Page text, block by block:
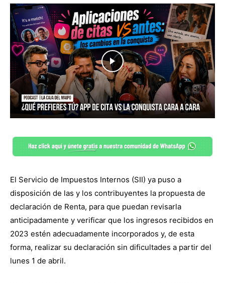
El Servicio de Impuestos Internos (SII) ya puso a
disposición de las y los contribuyentes la propuesta de
declaración de Renta, para que puedan revisarla
anticipadamente y verificar que los ingresos recibidos en
2023 estén adecuadamente incorporados y, de esta
forma, realizar su declaración sin dificultades a partir del
lunes 1 de abril.